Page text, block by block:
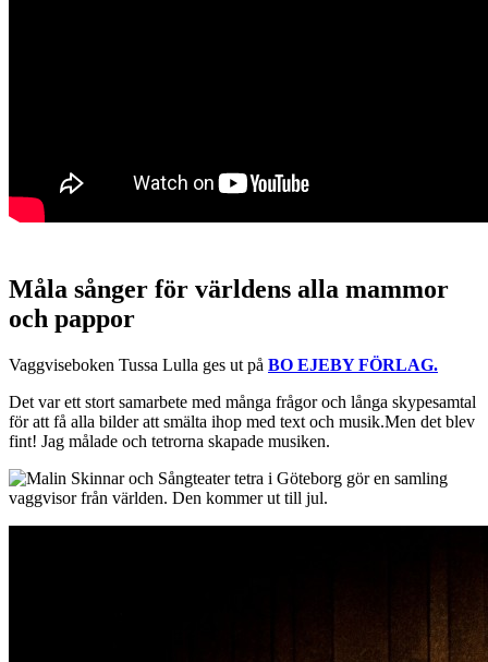
Måla sånger för världens alla mammor
och pappor
Vaggviseboken Tussa Lulla ges ut på BO EJEBY FÖRLAG.
Det var ett stort samarbete med många frågor och långa skypesamtal
för att få alla bilder att smälta ihop med text och musik.Men det blev
fint! Jag målade och tetrorna skapade musiken.